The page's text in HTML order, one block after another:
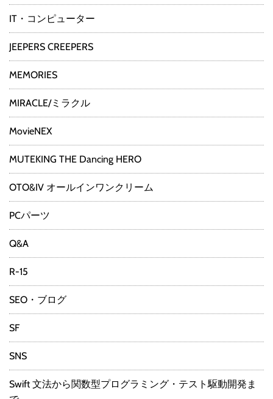
IT・コンピューター
JEEPERS CREEPERS
MEMORIES
MIRACLE/ミラクル
MovieNEX
MUTEKING THE Dancing HERO
OTO&IV オールインワンクリーム
PCパーツ
Q&A
R-15
SEO・ブログ
SF
SNS
Swift 文法から関数型プログラミング・テスト駆動開発ま